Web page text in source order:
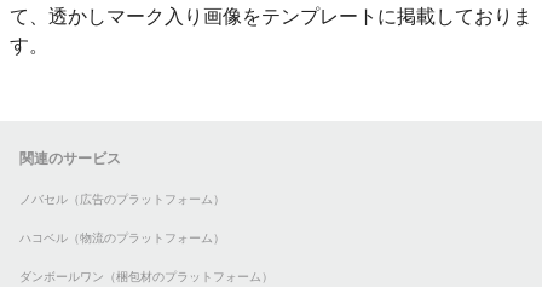
て、透かしマーク入り画像をテンプレートに掲載しておりま
す。
関連のサービス
ノバセル（広告のプラットフォーム）
ハコベル（物流のプラットフォーム）
ダンボールワン（梱包材のプラットフォーム）